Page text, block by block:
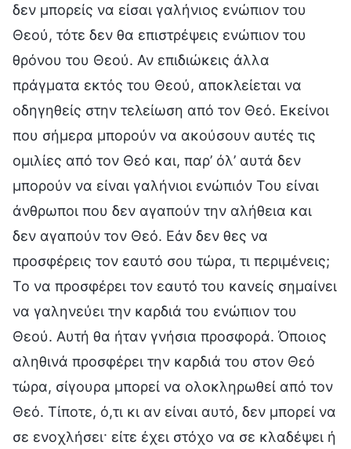
δεν μπορείς να είσαι γαλήνιος ενώπιον του
Θεού, τότε δεν θα επιστρέψεις ενώπιον του
θρόνου του Θεού. Αν επιδιώκεις άλλα
πράγματα εκτός του Θεού, αποκλείεται να
οδηγηθείς στην τελείωση από τον Θεό. Εκείνοι
που σήμερα μπορούν να ακούσουν αυτές τις
ομιλίες από τον Θεό και, παρ’ όλ’ αυτά δεν
μπορούν να είναι γαλήνιοι ενώπιόν Του είναι
άνθρωποι που δεν αγαπούν την αλήθεια και
δεν αγαπούν τον Θεό. Εάν δεν θες να
προσφέρεις τον εαυτό σου τώρα, τι περιμένεις;
Το να προσφέρει τον εαυτό του κανείς σημαίνει
να γαληνεύει την καρδιά του ενώπιον του
Θεού. Αυτή θα ήταν γνήσια προσφορά. Όποιος
αληθινά προσφέρει την καρδιά του στον Θεό
τώρα, σίγουρα μπορεί να ολοκληρωθεί από τον
Θεό. Τίποτε, ό,τι κι αν είναι αυτό, δεν μπορεί να
σε ενοχλήσει· είτε έχει στόχο να σε κλαδέψει ή